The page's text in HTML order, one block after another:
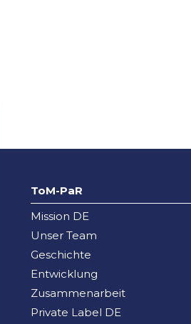
ToM-PaR
Mission DE
Unser Team
Geschichte
Entwicklung
Zusammenarbeit
Private Label DE